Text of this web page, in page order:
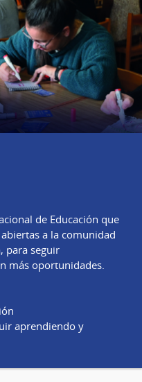
de Educación que
a la comunidad
para seguir
más oportunidades.
aprendiendo y